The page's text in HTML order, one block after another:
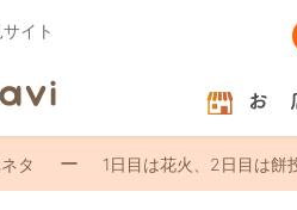
イト
お
タ 1日目は花火、2日目は餅